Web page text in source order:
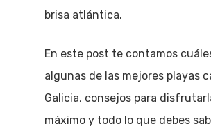
brisa atlántica.
En este post te contamos
algunas de las mejores playas
Galicia, consejos para
máximo y todo lo que debes